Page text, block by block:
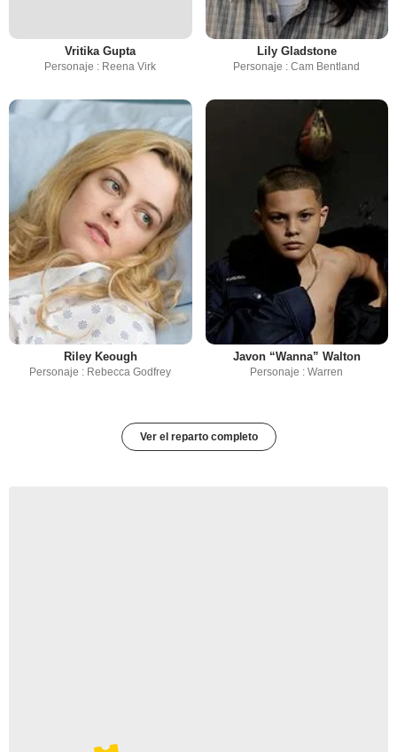
Vritika Gupta
Personaje : Reena Virk
Lily Gladstone
Personaje : Cam Bentland
Riley Keough
Personaje : Rebecca Godfrey
Javon “Wanna” Walton
Personaje : Warren
Ver el reparto completo